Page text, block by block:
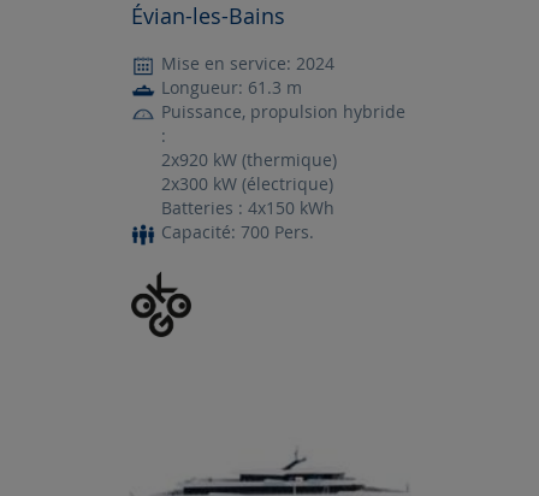
Évian-les-Bains
Mise en service: 2024
Longueur: 61.3 m
Puissance, propulsion hybride
:
2x920 kW (thermique)
2x300 kW (électrique)
Batteries : 4x150 kWh
Capacité: 700 Pers.